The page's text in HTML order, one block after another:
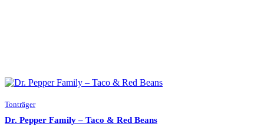
Tonträger
Dr. Pepper Family – Taco & Red Beans